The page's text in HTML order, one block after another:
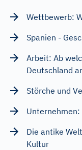
Wettbewerb:
Spanien -
Arbeit: Ab
Deutschland
Störche und
Unternehmen:
Die antike
Kultur